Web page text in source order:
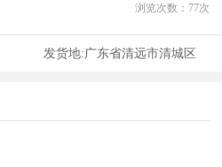
浏览次数： 77次
发货地:广东省清远市清城区